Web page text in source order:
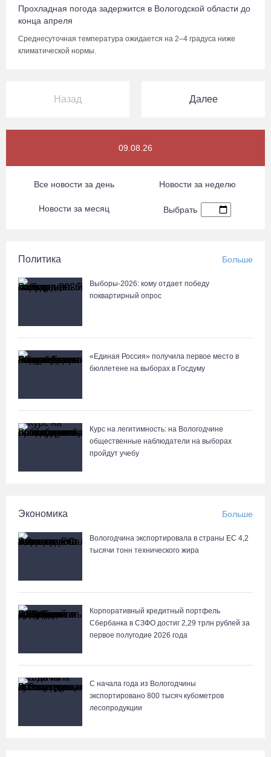
Прохладная погода задержится в Вологодской области до
конца апреля
Среднесуточная температура ожидается на 2–4 градуса ниже
климатической нормы.
Назад Далее
09.08.26
Все новости за день Новости за неделю
Новости за месяц Выбрать
Политика Больше
Выборы-2026: кому отдает победу
поквартирный опрос
«Единая Россия» получила первое место в
бюллетене на выборах в Госдуму
Курс на легитимность: на Вологодчине
общественные наблюдатели на выборах
пройдут учебу
Экономика Больше
Вологодчина экспортировала в страны ЕС 4,2
тысячи тонн технического жира
Корпоративный кредитный портфель
Сбербанка в СЗФО достиг 2,29 трлн рублей за
первое полугодие 2026 года
С начала года из Вологодчины
экспортировано 800 тысяч кубометров
лесопродукции